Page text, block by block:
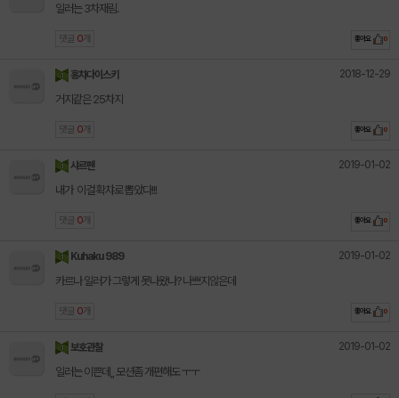
일러는 3차재림.
댓글 0 개 좋아요 0
홍차다이스키 2018-12-29
거지같은 25차지
댓글 0 개 좋아요 0
샤르펜 2019-01-02
내가 이걸 확챠로 뽑았다!!!
댓글 0 개 좋아요 0
Kuhaku 989 2019-01-02
카르나 일러가 그렇게 못나왔나? 나쁘지않은데
댓글 0 개 좋아요 0
보호관찰 2019-01-02
일러는 이쁜데,, 모션좀 개편해도 ㅜㅜ